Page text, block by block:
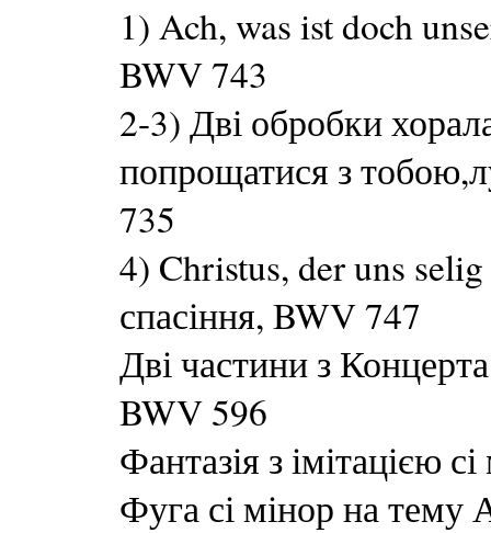
1) Ach, was ist doch
BWV 743
2-3) Дві обробки
попрощатися з
735
4) Christus, der uns
спасіння, BWV 747
Дві частини з
BWV 596
Фантазія з імітацією
Фуга сі мінор на тему